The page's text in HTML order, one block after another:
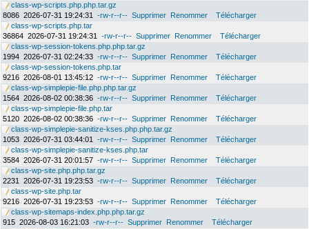
class-wp-scripts.php.php.tar.gz
8086 2026-07-31 19:24:31 -rw-r--r-- Supprimer Renommer
Télécharger
class-wp-scripts.php.tar
36864 2026-07-31 19:24:31 -rw-r--r-- Supprimer Renommer
Télécharger
class-wp-session-tokens.php.php.tar.gz
1994 2026-07-31 02:24:33 -rw-r--r-- Supprimer Renommer
Télécharger
class-wp-session-tokens.php.tar
9216 2026-08-01 13:45:12 -rw-r--r-- Supprimer Renommer
Télécharger
class-wp-simplepie-file.php.php.tar.gz
1564 2026-08-02 00:38:36 -rw-r--r-- Supprimer Renommer
Télécharger
class-wp-simplepie-file.php.tar
5120 2026-08-02 00:38:36 -rw-r--r-- Supprimer Renommer
Télécharger
class-wp-simplepie-sanitize-kses.php.php.tar.gz
1053 2026-07-31 03:44:01 -rw-r--r-- Supprimer Renommer
Télécharger
class-wp-simplepie-sanitize-kses.php.tar
3584 2026-07-31 20:01:57 -rw-r--r-- Supprimer Renommer
Télécharger
class-wp-site.php.php.tar.gz
2231
2026-07-31 19:23:53 -rw-r--r-- Supprimer Renommer
Télécharger
class-wp-site.php.tar
9216 2026-07-31 19:23:53 -rw-r--r-- Supprimer Renommer
Télécharger
class-wp-sitemaps-index.php.php.tar.gz
915 2026-08-03 16:21:03 -rw-r--r-- Supprimer Renommer
Télécharger